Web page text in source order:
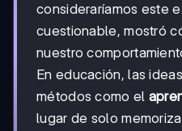
consideraríamos este
cuestionable, mostró
nuestro
En educación, las
métodos como el
lugar de solo